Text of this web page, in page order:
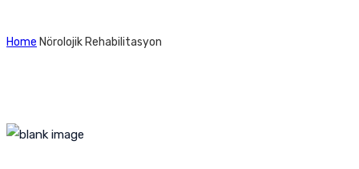
Home Nörolojik Rehabilitasyon